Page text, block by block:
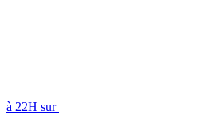
à 22H sur